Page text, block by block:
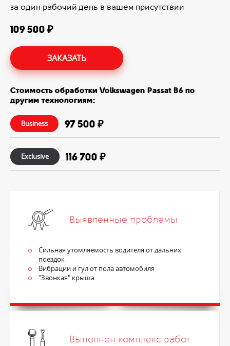
за один рабочий день в вашем присутствии
109 500 ₽
ЗАКАЗАТЬ
Стоимость обработки Volkswagen Passat B6 по
другим технологиям:
Business 97 500 ₽
Exclusive 116 700 ₽
Выявленные проблемы
Сильная утомляемость водителя от дальних
поездок
Вибрации и гул от пола автомобиля
"Звонкая" крыша
Выполнен комплекс работ